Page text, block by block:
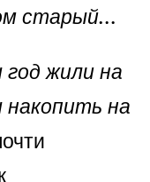
старый…
жили на
на